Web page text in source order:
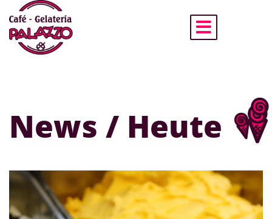
News / Heute